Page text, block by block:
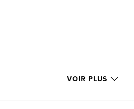
VOIR PLUS